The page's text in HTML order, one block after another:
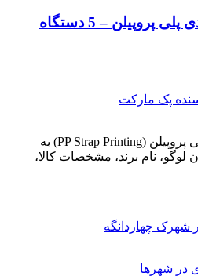
چاپ روی تسمه بسته بندی پلی‌ پروپیلن – 5 دستگاه
پک مارکت
چاپ روی تسمه بسته بندی پلی‌ پروپیلن (PP Strap Printing) به
نام برند، مشخصات کالا،
در شهرها